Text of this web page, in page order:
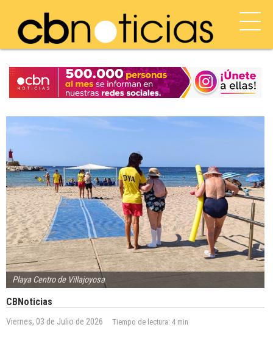
Playa Centro de Villajoyosa
CBNoticias
Viernes, 03 de Julio de 2026 Tiempo de lectura: 4 min